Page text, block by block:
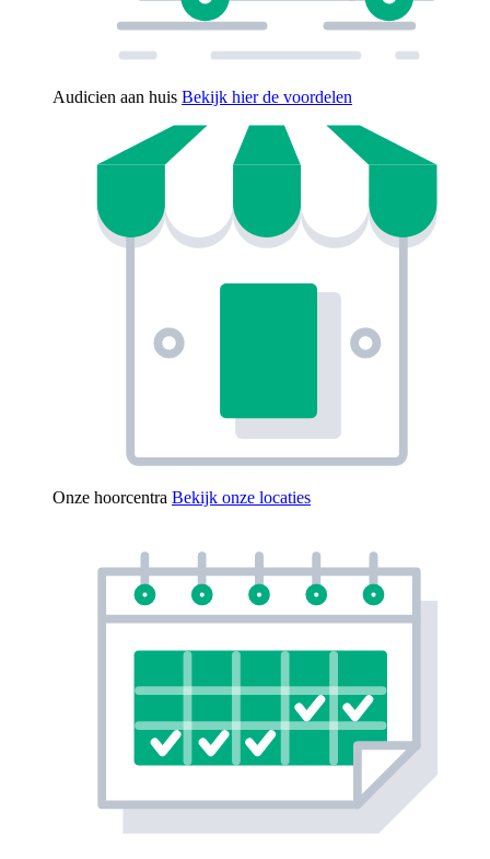
Audicien aan huis Bekijk hier de voordelen
Onze hoorcentra Bekijk onze locaties